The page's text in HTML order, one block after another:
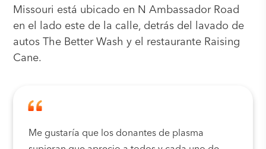
Missouri está ubicado en N Ambassador Road
en el lado este de la calle, detrás del lavado de
autos The Better Wash y el restaurante Raising
Cane.
Me gustaría que los donantes de plasma